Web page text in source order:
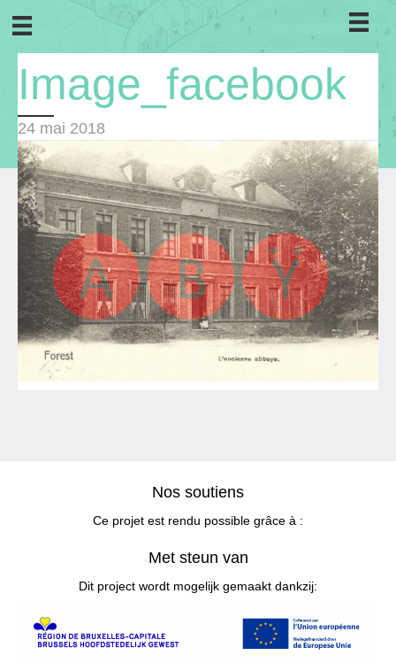
Image_facebook
24 mai 2018
Nos soutiens
Ce projet est rendu possible grâce à :
Met steun van
Dit project wordt mogelijk gemaakt dankzij: